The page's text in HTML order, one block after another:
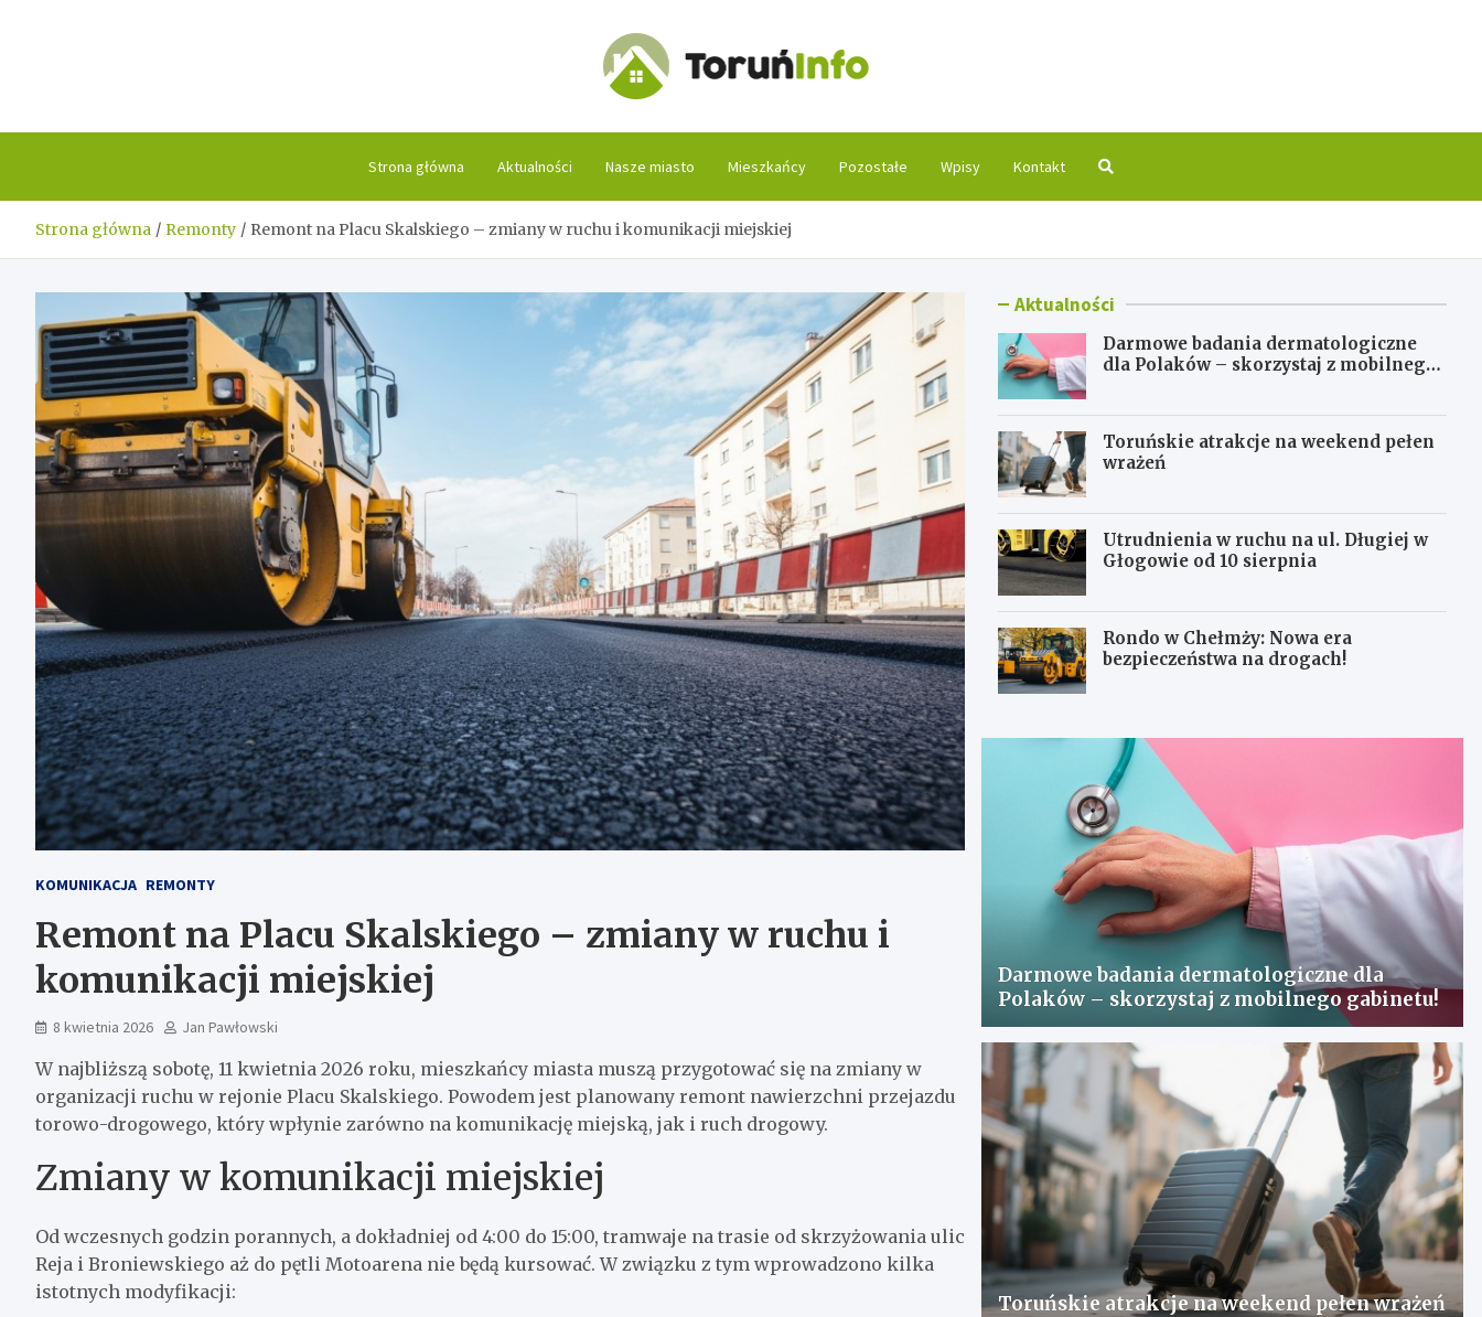
Strona główna Aktualności Nasze miasto Mieszkańcy Pozostałe Wpisy Kontakt
Strona główna Remonty Remont na Placu Skalskiego – zmiany w ruchu i komunikacji miejskiej
KOMUNIKACJA REMONTY
Remont na Placu Skalskiego – zmiany w ruchu i
komunikacji miejskiej
8 kwietnia 2026 Jan Pawłowski
W najbliższą sobotę, 11 kwietnia 2026 roku, mieszkańcy miasta muszą przygotować się na zmiany w
organizacji ruchu w rejonie Placu Skalskiego. Powodem jest planowany remont nawierzchni przejazdu
torowo-drogowego, który wpłynie zarówno na komunikację miejską, jak i ruch drogowy.
Zmiany w komunikacji miejskiej
Od wczesnych godzin porannych, a dokładniej od 4:00 do 15:00, tramwaje na trasie od skrzyżowania ulic
Reja i Broniewskiego aż do pętli Motoarena nie będą kursować. W związku z tym wprowadzono kilka
istotnych modyfikacji:
Aktualności
Darmowe badania dermatologiczne
dla Polaków – skorzystaj z mobilnego
Toruńskie atrakcje na weekend pełen
wrażeń
Utrudnienia w ruchu na ul. Długiej w
Głogowie od 10 sierpnia
Rondo w Chełmży: Nowa era
bezpieczeństwa na drogach!
Darmowe badania dermatologiczne dla
Polaków – skorzystaj z mobilnego gabinetu!
Toruńskie atrakcje na weekend pełen wrażeń